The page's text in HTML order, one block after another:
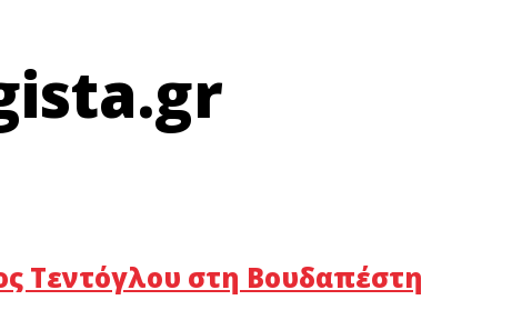
Τεντόγλου στη Βουδαπέστη